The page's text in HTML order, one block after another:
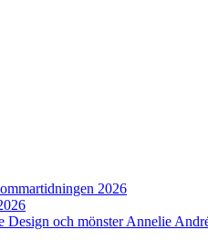
2026
Design och mönster Annelie